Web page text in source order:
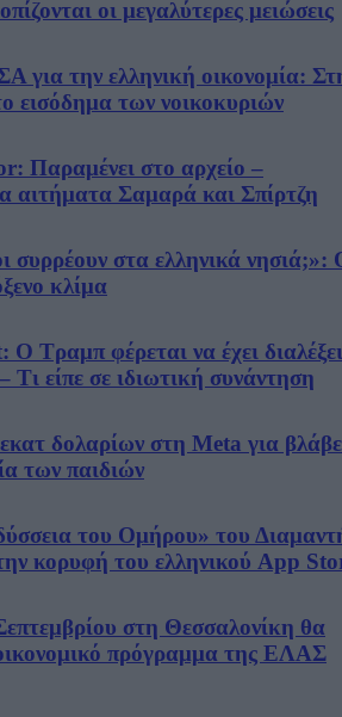
οι μεγαλύτερες μειώσεις
για την ελληνική οικονομία:
εισόδημα των νοικοκυριών
Παραμένει στο αρχείο –
αιτήματα Σαμαρά και Σπίρτζη
συρρέουν στα ελληνικά νησιά;»:
κλίμα
Τραμπ φέρεται να έχει διαλέξει
Τι είπε σε ιδιωτική συνάντηση
δολαρίων στη Meta για
των παιδιών
του Ομήρου» του
κορυφή του ελληνικού App
στη Θεσσαλονίκη θα
πρόγραμμα της ΕΛΑΣ